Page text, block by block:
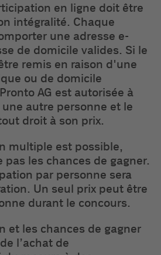
en ligne doit être
intégralité. Chaque
une adresse e-
de domicile valides. Si le
remis en raison d'une
ou de domicile
AG est autorisée à
autre personne et le
droit à son prix.
multiple est possible,
les chances de gagner.
par personne sera
Un seul prix peut être
durant le concours.
et les chances de gagner
l’achat de